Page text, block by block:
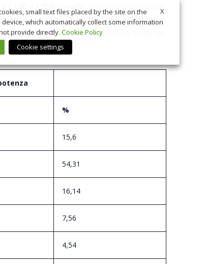
e i 250 cavalli,
con una percentuale
per cento nella fascia da 250 a 350
i 350 cavalliche rappresentano quasi un
%
15,6
54,31
16,14
7,56
4,54
X
small text files placed by the site on the
which automatically collect some information
provide directly. Cookie Policy
Cookie settings